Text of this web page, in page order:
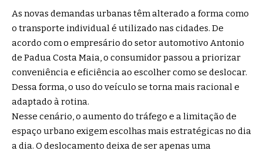
As novas demandas urbanas têm alterado a forma como
o transporte individual é utilizado nas cidades. De
acordo com o empresário do setor automotivo Antonio
de Padua Costa Maia, o consumidor passou a priorizar
conveniência e eficiência ao escolher como se deslocar.
Dessa forma, o uso do veículo se torna mais racional e
adaptado à rotina.
Nesse cenário, o aumento do tráfego e a limitação de
espaço urbano exigem escolhas mais estratégicas no dia
a dia. O deslocamento deixa de ser apenas uma